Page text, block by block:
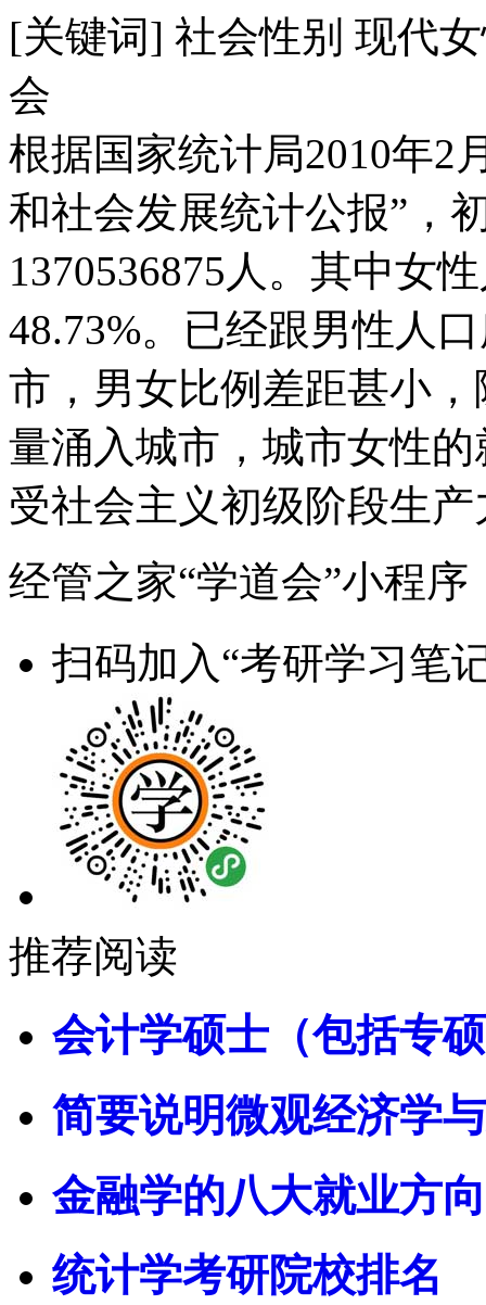
[关键词] 社会性别 现代
会
根据国家统计局2010年2
和社会发展统计公报”，
1370536875人。其中女
48.73%。已经跟男性人
市，男女比例差距甚小
量涌入城市，城市女性
受社会主义初级阶段生
经管之家“学道会”小程序
扫码加入“考研学习笔
推荐阅读
会计学硕士（包括专
简要说明微观经济学
金融学的八大就业方
统计学考研院校排名